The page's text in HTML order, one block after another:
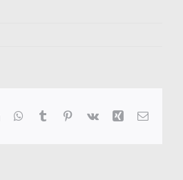
LinkedInWhatsApp
Tumblr Pinterest
Vk Xing Email